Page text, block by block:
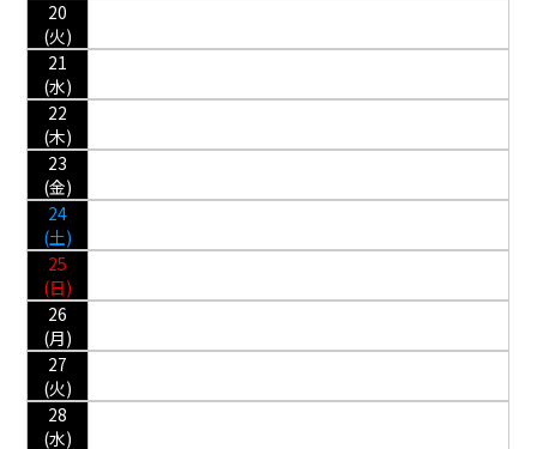
20
(火)
21
(水)
22
(木)
23
(金)
24
(土)
25
(日)
26
(月)
27
(火)
28
(水)